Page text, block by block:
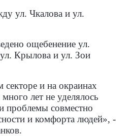
ул. Чкалова и ул.
ощебенение ул.
Крылова и ул. Зои
и на окраинах
лет не уделялось
проблемы совместно
и комфорта людей», -